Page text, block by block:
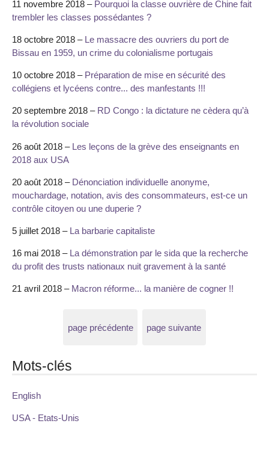
11 novembre 2018 – Pourquoi la classe ouvrière de Chine fait
trembler les classes possédantes ?
18 octobre 2018 – Le massacre des ouvriers du port de
Bissau en 1959, un crime du colonialisme portugais
10 octobre 2018 – Préparation de mise en sécurité des
collégiens et lycéens contre... des manfestants !!!
20 septembre 2018 – RD Congo : la dictature ne cèdera qu’à
la révolution sociale
26 août 2018 – Les leçons de la grève des enseignants en
2018 aux USA
20 août 2018 – Dénonciation individuelle anonyme,
mouchardage, notation, avis des consommateurs, est-ce un
contrôle citoyen ou une duperie ?
5 juillet 2018 – La barbarie capitaliste
16 mai 2018 – La démonstration par le sida que la recherche
du profit des trusts nationaux nuit gravement à la santé
21 avril 2018 – Macron réforme... la manière de cogner !!
page précédente page suivante
Mots-clés
English
USA - Etats-Unis